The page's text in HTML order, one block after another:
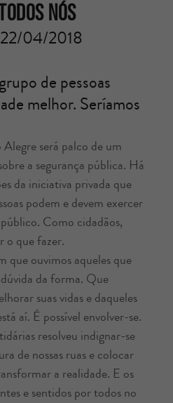
nós
04/2018
de pessoas
melhor. Seríamos
será palco de um
a segurança pública. Há
da iniciativa privada que
podem e devem exercer
Como cidadãos,
o que fazer.
que ouvimos aqueles que
da forma. Que
suas vidas e daqueles
aí. É possível envolver-se.
resolveu indignar-se
de nossas ruas e colocar
a realidade. E os
e sentidos por todos no